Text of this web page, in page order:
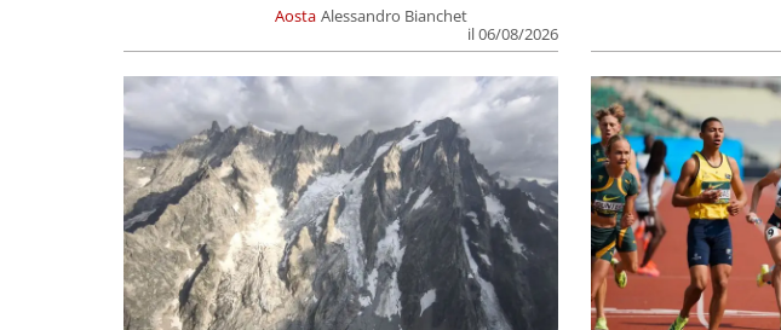
Aosta Alessandro Bianchet
il 06/08/2026